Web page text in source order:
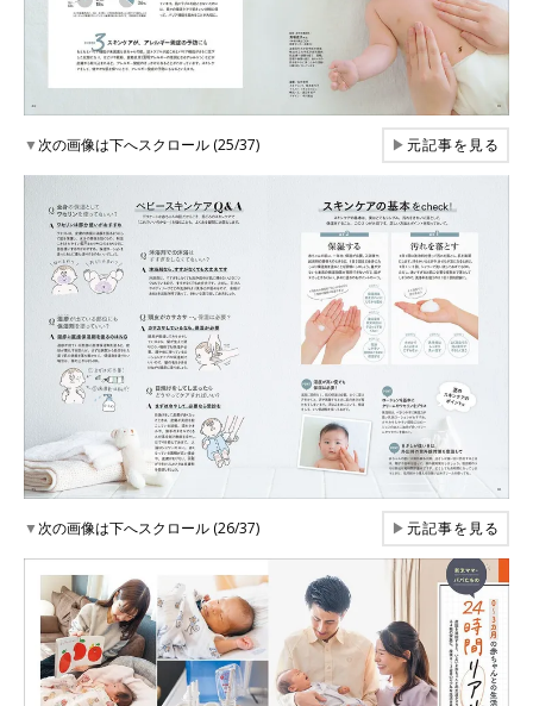
▼次の画像は下へスクロール (25/37) ▶元記事を見る
▼次の画像は下へスクロール (26/37) ▶元記事を見る